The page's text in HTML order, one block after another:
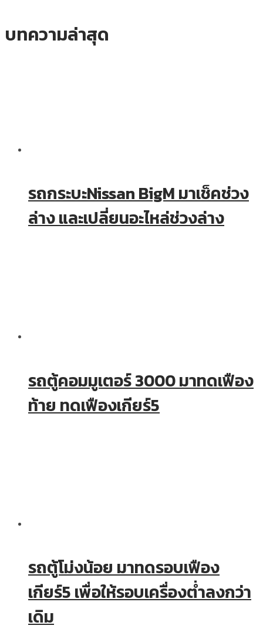
บทความล่าสุด
รถกระบะNissan BigM มาเช็คช่วง
ล่าง และเปลี่ยนอะไหล่ช่วงล่าง
รถตู้คอมมูเตอร์ 3000 มาทดเฟือง
ท้าย ทดเฟืองเกียร์5
รถตู้โม่งน้อย มาทดรอบเฟือง
เกียร์5 เพื่อให้รอบเครื่องต่ำลงกว่า
เดิม